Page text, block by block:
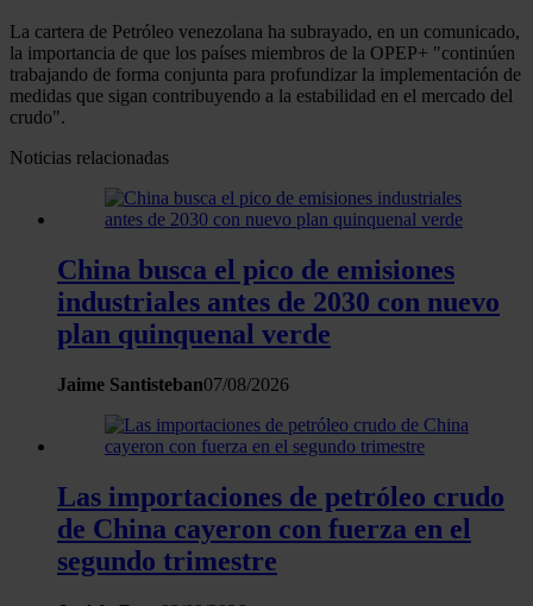
Obtenga más información sobre cómo se procesan sus
datos personales y establezca sus preferencias en la
sección de datos. Puede cambiar o retirar su
de cookies.
Las cookies de este sitio web se usan para personalizar
sociales y analizar el tráfico. Además, compartimos
información sobre el uso que haga del sitio web con
nuestros partners de redes sociales, publicidad y análisis
que les haya proporcionado o que hayan recopilado a
partir del uso que haya hecho de sus servicios.
La cartera de Petróleo venezolana ha subrayado, en un comunicado,
la importancia de que los países miembros de la OPEP+ "continúen
trabajando de forma conjunta para profundizar la implementación de
medidas que sigan contribuyendo a la estabilidad en el mercado del
crudo".
Noticias relacionadas
China busca el pico de emisiones
industriales antes de 2030 con nuevo
plan quinquenal verde
Jaime Santisteban07/08/2026
Las importaciones de petróleo crudo
de China cayeron con fuerza en el
segundo trimestre